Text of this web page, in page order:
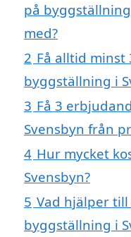
på
med?
2 Få alltid
byggställning i
3 Få 3
Svensbyn från
4 Hur mycket
Svensbyn?
5 Vad hjälper
byggställning i